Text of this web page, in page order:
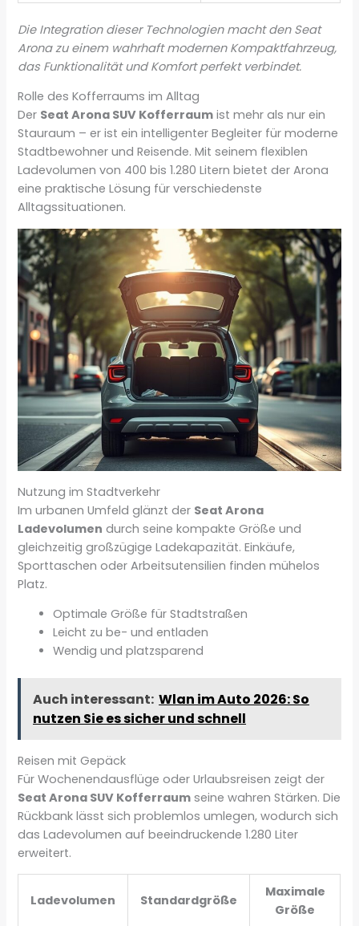
Die Integration dieser Technologien macht den Seat
Arona zu einem wahrhaft modernen Kompaktfahrzeug,
das Funktionalität und Komfort perfekt verbindet.
Rolle des Kofferraums im Alltag
Der Seat Arona SUV Kofferraum ist mehr als nur ein
Stauraum – er ist ein intelligenter Begleiter für moderne
Stadtbewohner und Reisende. Mit seinem flexiblen
Ladevolumen von 400 bis 1.280 Litern bietet der Arona
eine praktische Lösung für verschiedenste
Alltagssituationen.
Nutzung im Stadtverkehr
Im urbanen Umfeld glänzt der Seat Arona
Ladevolumen durch seine kompakte Größe und
gleichzeitig großzügige Ladekapazität. Einkäufe,
Sporttaschen oder Arbeitsutensilien finden mühelos
Platz.
Optimale Größe für Stadtstraßen
Leicht zu be- und entladen
Wendig und platzsparend
Auch interessant: Wlan im Auto 2026: So
nutzen Sie es sicher und schnell
Reisen mit Gepäck
Für Wochenendausflüge oder Urlaubsreisen zeigt der
Seat Arona SUV Kofferraum seine wahren Stärken. Die
Rückbank lässt sich problemlos umlegen, wodurch sich
das Ladevolumen auf beeindruckende 1.280 Liter
erweitert.
Ladevolumen Standardgröße
Maximale
Größe